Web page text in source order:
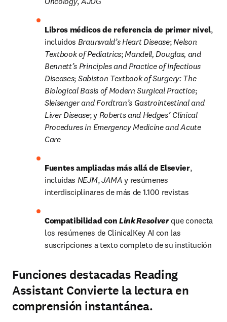
Libros médicos de referencia de primer nivel,
incluidos Braunwald’s Heart Disease; Nelson
Textbook of Pediatrics; Mandell, Douglas, and
Bennett’s Principles and Practice of Infectious
Diseases; Sabiston Textbook of Surgery: The
Biological Basis of Modern Surgical Practice;
Sleisenger and Fordtran’s Gastrointestinal and
Liver Disease; y Roberts and Hedges’ Clinical
Procedures in Emergency Medicine and Acute
Care
Fuentes ampliadas más allá de Elsevier,
incluidas NEJM, JAMA y resúmenes
interdisciplinares de más de 1.100 revistas
Compatibilidad con Link Resolver que conecta
los resúmenes de ClinicalKey AI con las
suscripciones a texto completo de su institución
Funciones destacadas Reading
Assistant Convierte la lectura en
comprensión instantánea.